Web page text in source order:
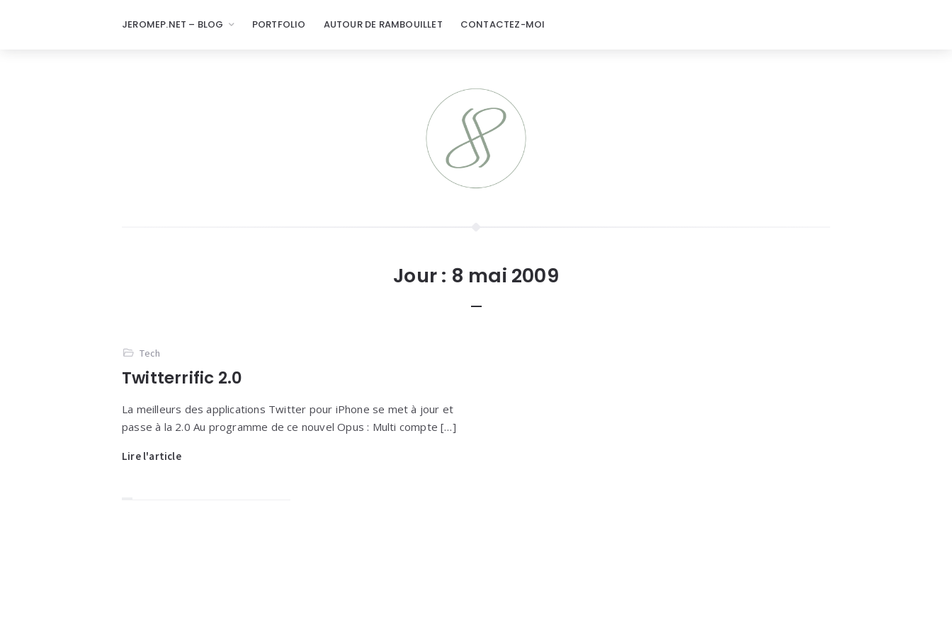
JEROMEP.NET – BLOG PORTFOLIO AUTOUR DE RAMBOUILLET CONTACTEZ-MOI
Jour : 8 mai 2009
Tech
Twitterrific 2.0
La meilleurs des applications Twitter pour iPhone se met à jour et
passe à la 2.0 Au programme de ce nouvel Opus : Multi compte […]
Lire l'article